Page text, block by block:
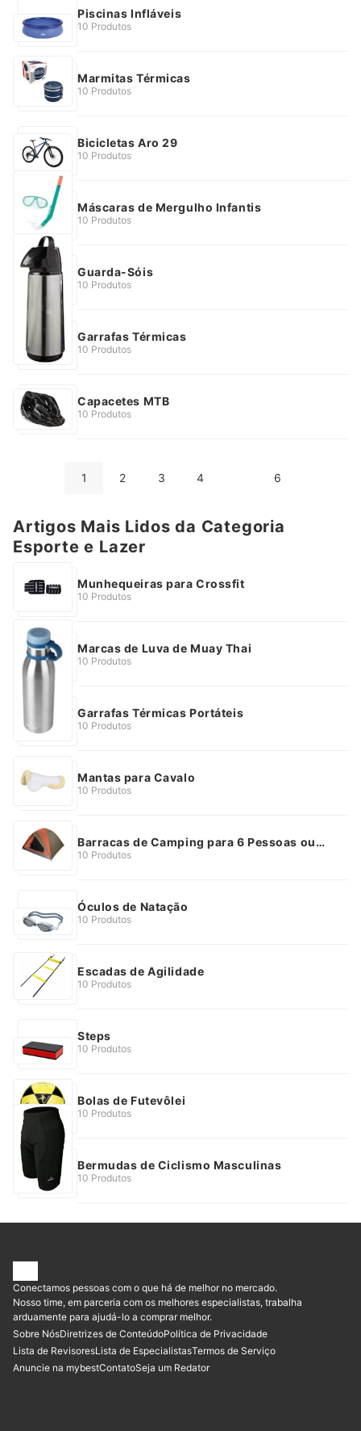
Piscinas Infláveis
10 Produtos
Marmitas Térmicas
10 Produtos
Bicicletas Aro 29
10 Produtos
Máscaras de Mergulho Infantis
10 Produtos
Guarda-Sóis
10 Produtos
Garrafas Térmicas
10 Produtos
Capacetes MTB
10 Produtos
1 2 3 4 6
Artigos Mais Lidos da Categoria
Esporte e Lazer
Munhequeiras para Crossfit
10 Produtos
Marcas de Luva de Muay Thai
10 Produtos
Garrafas Térmicas Portáteis
10 Produtos
Mantas para Cavalo
10 Produtos
Barracas de Camping para 6 Pessoas ou
Mais
10 Produtos
Óculos de Natação
10 Produtos
Escadas de Agilidade
10 Produtos
Steps
10 Produtos
Bolas de Futevôlei
10 Produtos
Bermudas de Ciclismo Masculinas
10 Produtos
Conectamos pessoas com o que há de melhor no mercado.
Nosso time, em parceria com os melhores especialistas, trabalha
arduamente para ajudá-lo a comprar melhor.
Sobre NósDiretrizes de ConteúdoPolítica de Privacidade
Lista de RevisoresLista de EspecialistasTermos de Serviço
Anuncie na mybestContatoSeja um Redator